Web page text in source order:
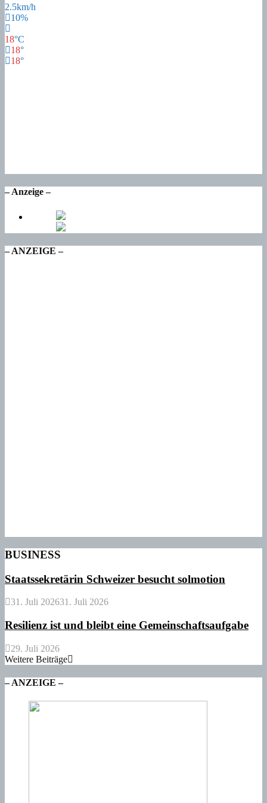
2.5km/h
10%
18°C
18°
18°
– Anzeige –
– ANZEIGE –
BUSINESS
Staatssekretärin Schweizer besucht solmotion
31. Juli 202631. Juli 2026
Resilienz ist und bleibt eine Gemeinschaftsaufgabe
29. Juli 2026
Weitere Beiträge
– ANZEIGE –